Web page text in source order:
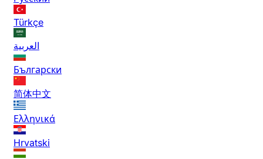
Türkçe
العربية
Български
简体中文
Ελληνικά
Hrvatski